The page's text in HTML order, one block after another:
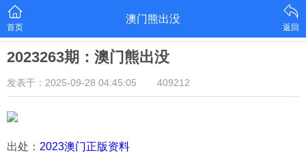
首页
澳门熊出没
返回
2023263期：澳门熊出没
发表于：2025-09-28 04:45:05 409212
出处： 2023澳门正版资料